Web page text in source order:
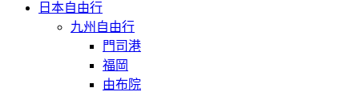
日本自由行
九州自由行
門司港
福岡
由布院